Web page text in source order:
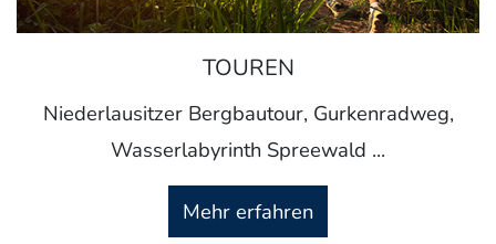
TOUREN
Niederlausitzer Bergbautour, Gurkenradweg,
Wasserlabyrinth Spreewald ...
Mehr erfahren